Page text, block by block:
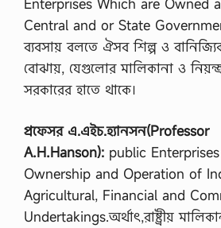
Central and or State
ব্যবসায় বলতে ঐসব শিল্প ও
বোঝায়, যেগুলোর মালিকানা ও
সরকারের হাতে থাকে।
প্রফেসর এ.এইচ.হ্যানসন(Professor
A.H.Hanson): public
Ownership and Operation of
Agricultural, Financial and
Undertakings.অর্থাৎ,রাষ্ট্রীয়